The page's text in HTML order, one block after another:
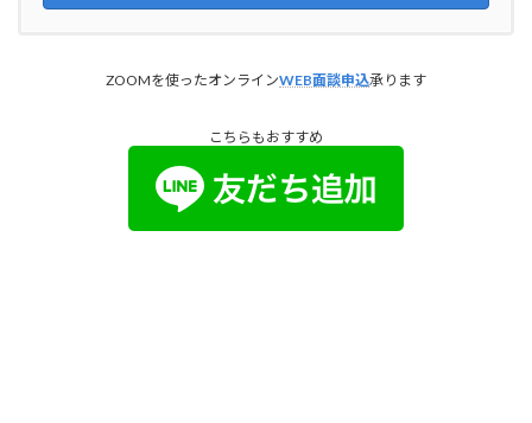
ZOOMを使ったオンラインWEB面談申込承ります
こちらもおすすめ